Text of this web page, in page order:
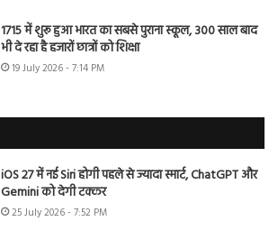
1715 में शुरू हुआ भारत का सबसे पुराना स्कूल, 300 साल बाद
भी दे रहा है हजारों छात्रों को शिक्षा
19 July 2026 - 7:14 PM
iOS 27 में नई Siri होगी पहले से ज्यादा स्मार्ट, ChatGPT और
Gemini को देगी टक्कर
25 July 2026 - 7:52 PM